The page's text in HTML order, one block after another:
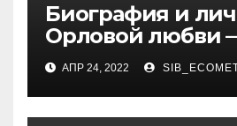
Биография и
Орловой любви
достижения,
радости
АПР 24, 2022